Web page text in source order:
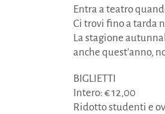
Entra a teatro
Ci trovi fino a tarda
La stagione
anche quest’anno,
BIGLIETTI
Intero: € 12,00
Ridotto studenti e